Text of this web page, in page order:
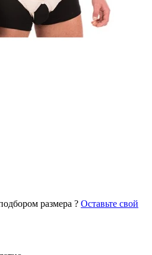
размера ? Оставьте свой